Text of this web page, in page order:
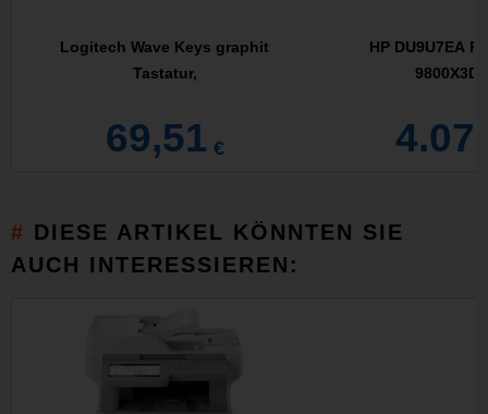
Logitech Wave Keys graphit
Tastatur,
69,51 €
HP DU9U7EA
9800X3D
DIESE ARTIKEL KÖNNTEN SIE
AUCH INTERESSIEREN: